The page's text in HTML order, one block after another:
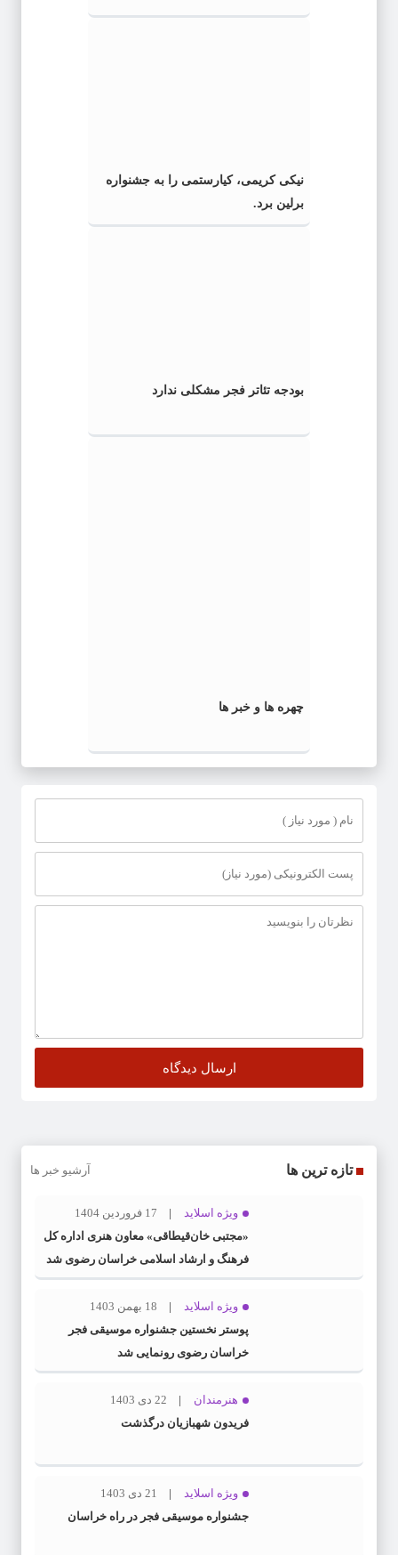
نیکی کریمی، کیارستمی را به جشنواره
برلین برد.
بودجه تئاتر فجر مشکلی ندارد
چهره ها و خبر ها
تازه ترین ها آرشیو خبر ها
ویژه اسلاید
17 فروردین 1404
«مجتبی خان‌قیطاقی» معاون هنری اداره کل
فرهنگ و ارشاد اسلامی خراسان رضوی شد
ویژه اسلاید
18 بهمن 1403
پوستر نخستین جشنواره موسیقی فجر
خراسان رضوی رونمایی شد
هنرمندان
22 دی 1403
فریدون شهبازیان درگذشت
ویژه اسلاید
21 دی 1403
جشنواره موسیقی فجر در راه خراسان